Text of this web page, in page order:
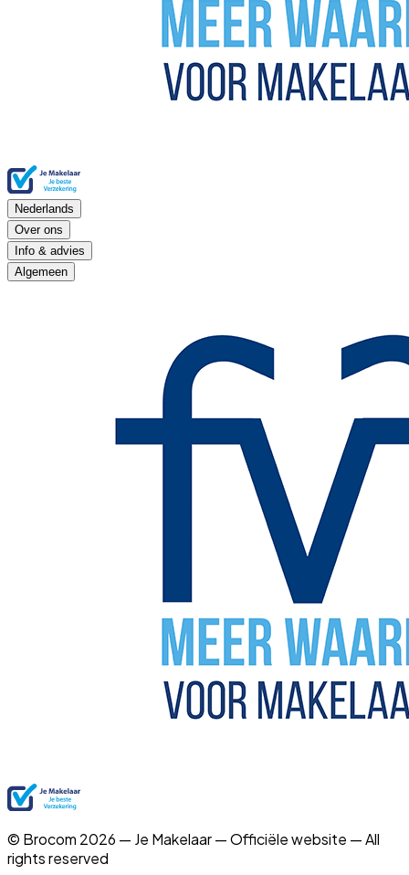
Nederlands
Over ons
Info & advies
Algemeen
© Brocom 2026 — Je Makelaar — Officiële website — All
rights reserved